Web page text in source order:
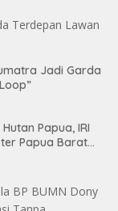
Jadi Garda
Papua, IRI
Papua Barat